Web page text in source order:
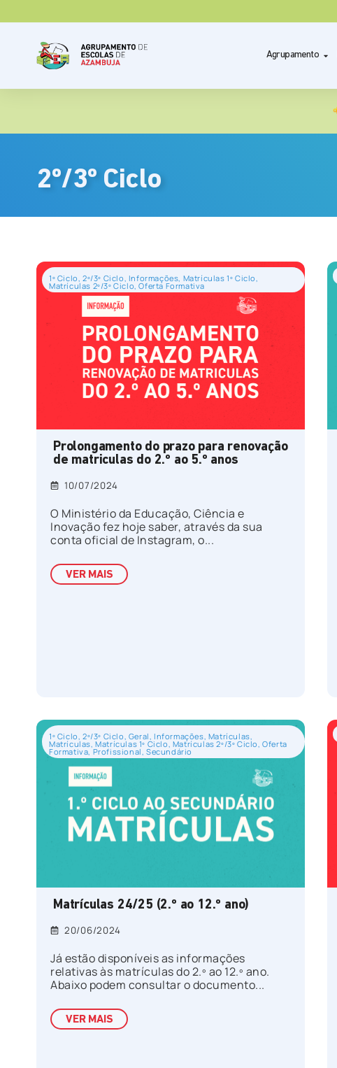
Agrupamento
2º/3º Ciclo
1º Ciclo ,2º/3º Ciclo Informações Matrículas 1º Ciclo
Matrículas 2º/3º Ciclo ,Oferta Formativa
Prolongamento do prazo para renovação
de matriculas do 2.º ao 5.º anos
10/07/2024
O Ministério da Educação, Ciência e
Inovação fez hoje saber, através da sua
conta oficial de Instagram, o...
VER MAIS
1º Ciclo ,2º/3º Ciclo Geral Informações Matrículas
Matrículas ,Matrículas 1º Ciclo Matrículas 2º/3º Ciclo ,Oferta
Formativa ,Profissional ,Secundário
Matrículas 24/25 (2.º ao 12.º ano)
20/06/2024
Já estão disponíveis as informações
relativas às matrículas do 2.º ao 12.º ano.
Abaixo podem consultar o documento...
VER MAIS